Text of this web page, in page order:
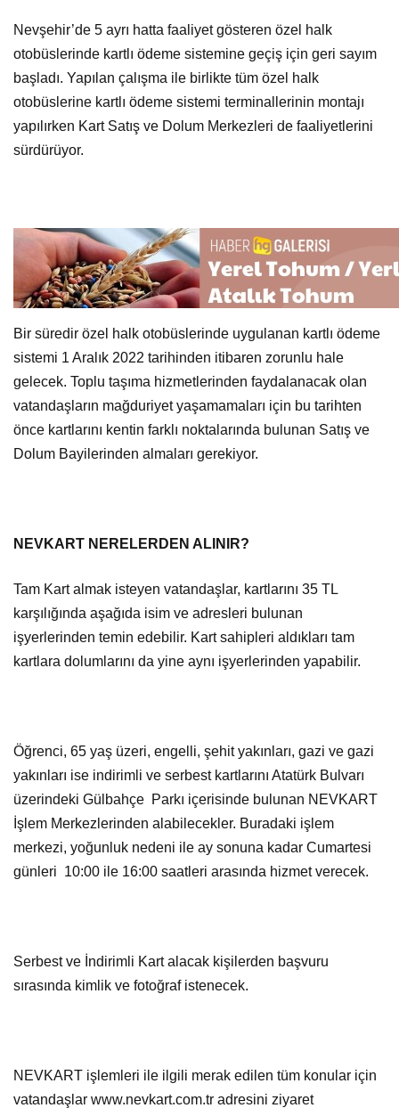
Nevşehir’de 5 ayrı hatta faaliyet gösteren özel halk
otobüslerinde kartlı ödeme sistemine geçiş için geri sayım
başladı. Yapılan çalışma ile birlikte tüm özel halk
otobüslerine kartlı ödeme sistemi terminallerinin montajı
yapılırken Kart Satış ve Dolum Merkezleri de faaliyetlerini
sürdürüyor.
Bir süredir özel halk otobüslerinde uygulanan kartlı ödeme
sistemi 1 Aralık 2022 tarihinden itibaren zorunlu hale
gelecek. Toplu taşıma hizmetlerinden faydalanacak olan
vatandaşların mağduriyet yaşamamaları için bu tarihten
önce kartlarını kentin farklı noktalarında bulunan Satış ve
Dolum Bayilerinden almaları gerekiyor.
NEVKART NERELERDEN ALINIR?
Tam Kart almak isteyen vatandaşlar, kartlarını 35 TL
karşılığında aşağıda isim ve adresleri bulunan
işyerlerinden temin edebilir. Kart sahipleri aldıkları tam
kartlara dolumlarını da yine aynı işyerlerinden yapabilir.
Öğrenci, 65 yaş üzeri, engelli, şehit yakınları, gazi ve gazi
yakınları ise indirimli ve serbest kartlarını Atatürk Bulvarı
üzerindeki Gülbahçe Parkı içerisinde bulunan NEVKART
İşlem Merkezlerinden alabilecekler. Buradaki işlem
merkezi, yoğunluk nedeni ile ay sonuna kadar Cumartesi
günleri 10:00 ile 16:00 saatleri arasında hizmet verecek.
Serbest ve İndirimli Kart alacak kişilerden başvuru
sırasında kimlik ve fotoğraf istenecek.
NEVKART işlemleri ile ilgili merak edilen tüm konular için
vatandaşlar www.nevkart.com.tr adresini ziyaret